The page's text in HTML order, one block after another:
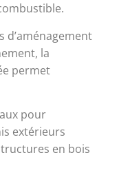
d’aménagement
la
permet
pour
extérieurs
en bois